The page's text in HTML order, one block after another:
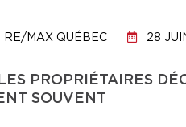
RE/MAX QUÉBEC 28
PROPRIÉTAIRES
SOUVENT